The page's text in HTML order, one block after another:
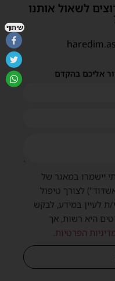
לשאול אותנו
אליכם בהקדם
יישמרו במאגר של
לצורך טיפול
ת לעיין במידע, לבקש
היא רשות, אך
הפרטיות
שיתוף